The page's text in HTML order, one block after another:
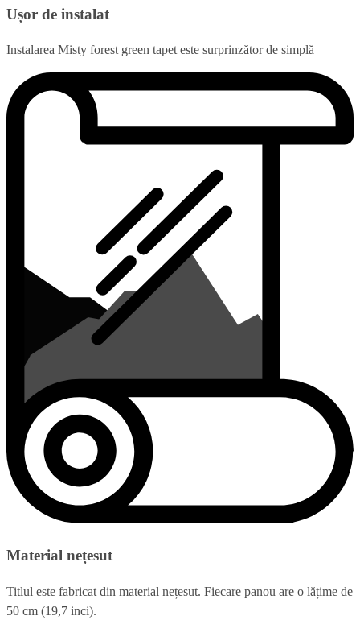
Ușor de instalat
Instalarea Misty forest green tapet este surprinzător de simplă
Material nețesut
Titlul este fabricat din material nețesut. Fiecare panou are o lățime de
50 cm (19,7 inci).